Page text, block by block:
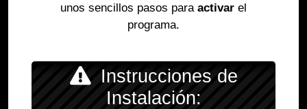
unos sencillos pasos para activar el
programa.
Instrucciones de
Instalación: